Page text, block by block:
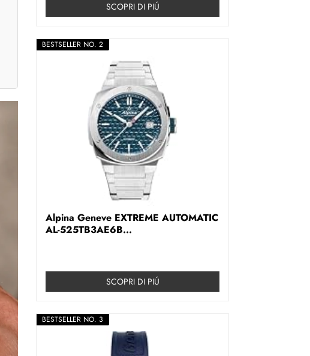
SCOPRI DI PIÚ
BESTSELLER NO. 2
Alpina Geneve EXTREME AUTOMATIC
AL-525TB3AE6B...
SCOPRI DI PIÚ
BESTSELLER NO. 3